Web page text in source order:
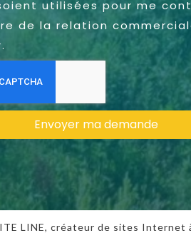
utilisées pour me
de la relation
Envoyer ma demande
LINE, créateur de sites Internet